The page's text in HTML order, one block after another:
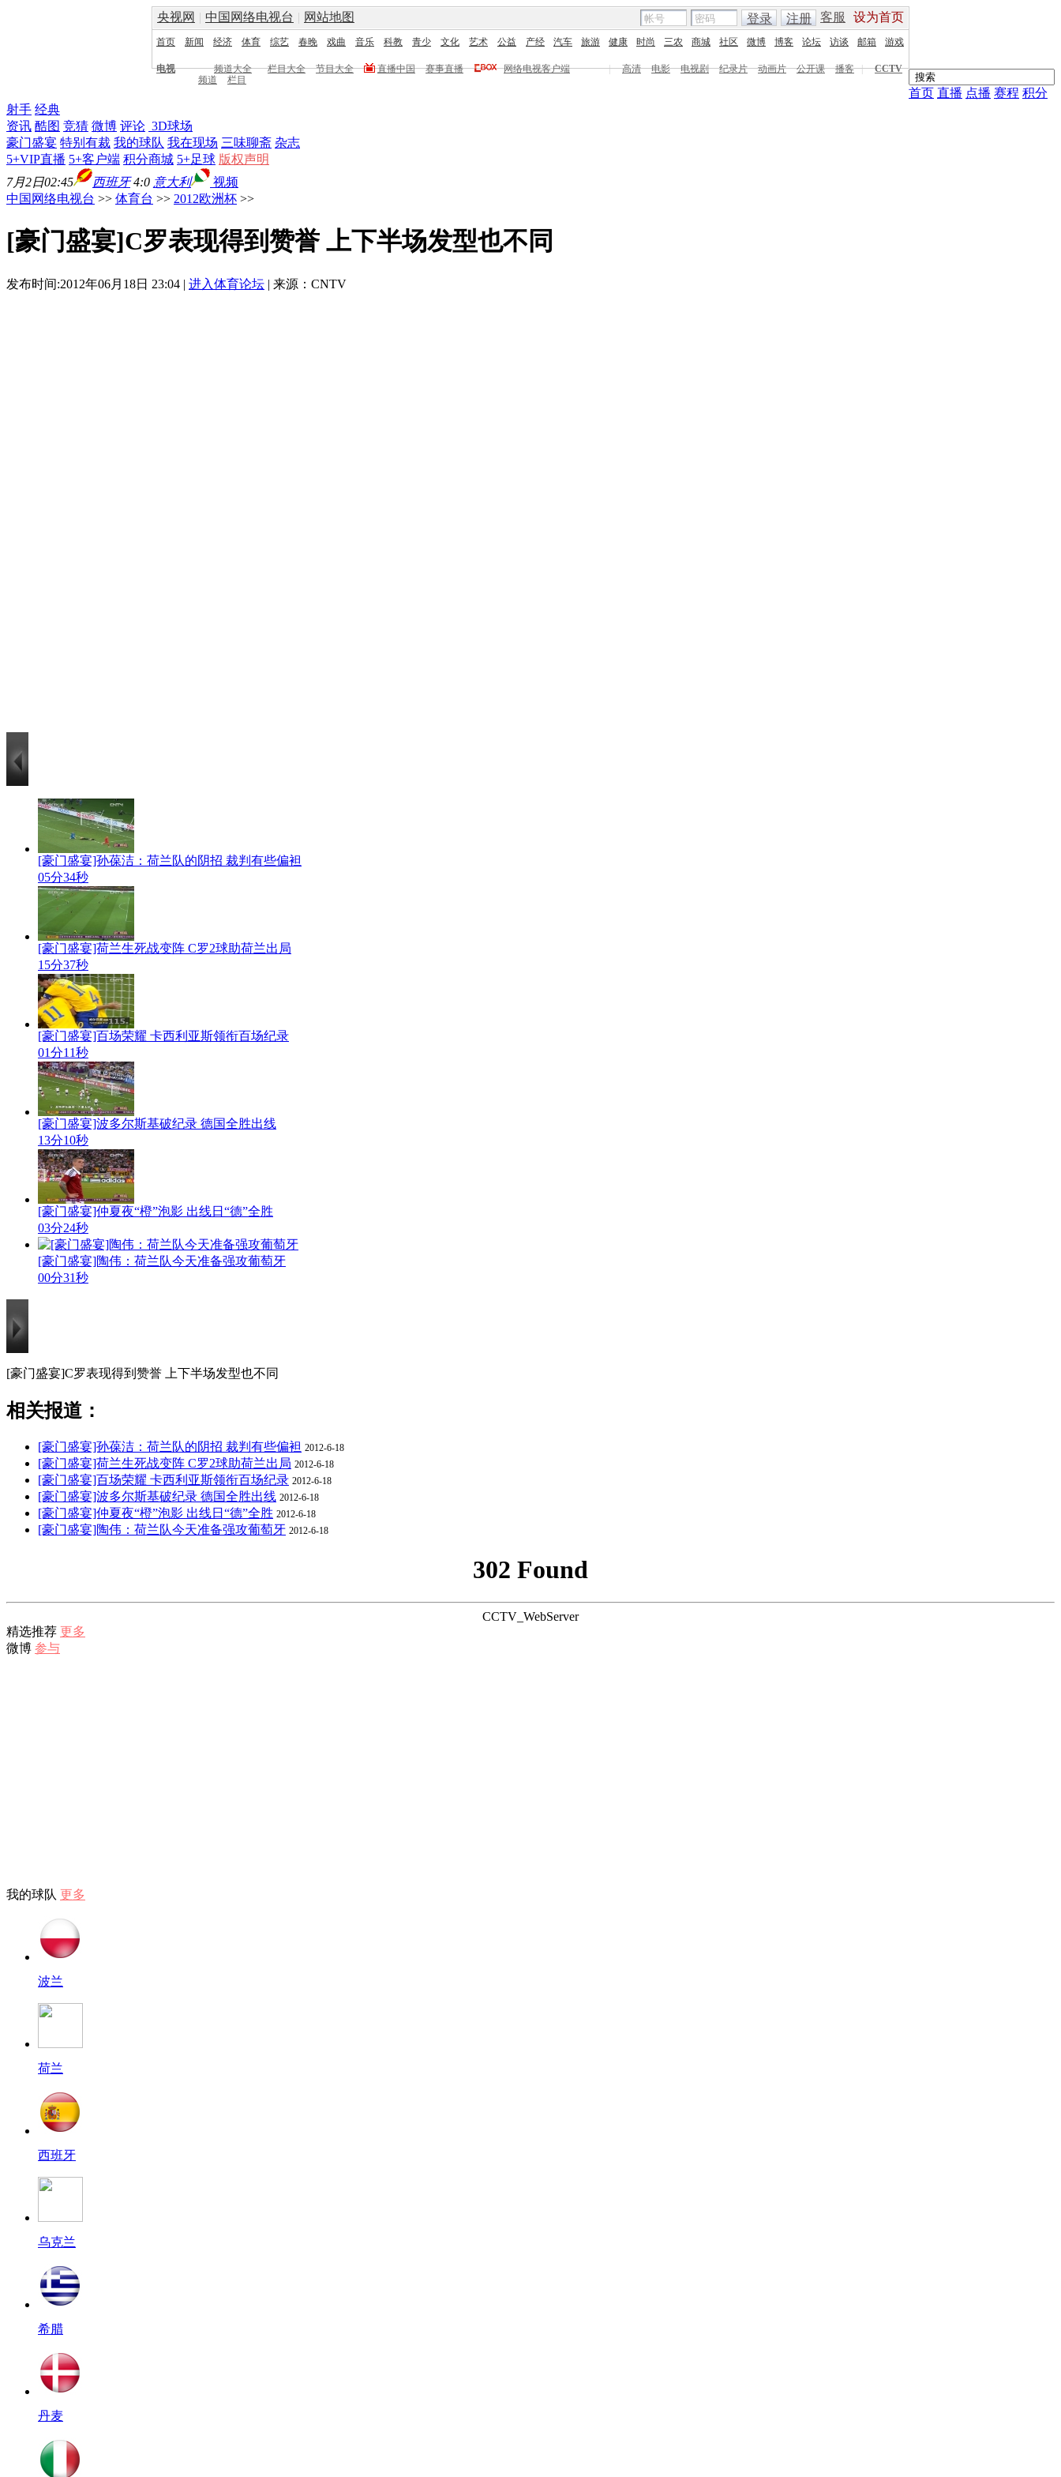
央视网 | 中国网络电视台 | 网站地图 客服 设为首页
登录 注册
首页 新闻 经济 体育 综艺 春晚 戏曲 音乐 科教 青少 文化 艺术 公益 产经 汽车 旅游 健康 时尚 三农 商城 社区 微博 博客 论坛 访谈 邮箱 游戏
电视 频道大全 栏目大全 节目大全 直播中国 赛事直播 网络电视客户端 | 高清 电影 电视剧 纪录片 动画片 公开课 播客 |
CCTV
频道
栏目
首页 直播 点播 赛程 积分
射手 经典
资讯 酷图 竞猜 微博 评论 3D球场
豪门盛宴 特别有裁 我的球队 我在现场 三味聊斋 杂志
5+VIP直播 5+客户端 积分商城 5+足球 版权声明
7月2日02:45
西班牙4:0 意大利
视频
中国网络电视台 >> 体育台 >> 2012欧洲杯 >>
[豪门盛宴]C罗表现得到赞誉 上下半场发型也不同
发布时间:2012年06月18日 23:04 | 进入体育论坛 | 来源：CNTV
[豪门盛宴]孙葆洁：荷兰队的阴招 裁判有些偏袒
05分34秒
[豪门盛宴]荷兰生死战变阵 C罗2球助荷兰出局
15分37秒
[豪门盛宴]百场荣耀 卡西利亚斯领衔百场纪录
01分11秒
[豪门盛宴]波多尔斯基破纪录 德国全胜出线
13分10秒
[豪门盛宴]仲夏夜“橙”泡影 出线日“德”全胜
03分24秒
[豪门盛宴]陶伟：荷兰队今天准备强攻葡萄牙
00分31秒
[豪门盛宴]C罗表现得到赞誉 上下半场发型也不同
相关报道：
[豪门盛宴]孙葆洁：荷兰队的阴招 裁判有些偏袒 2012-6-18
[豪门盛宴]荷兰生死战变阵 C罗2球助荷兰出局 2012-6-18
[豪门盛宴]百场荣耀 卡西利亚斯领衔百场纪录 2012-6-18
[豪门盛宴]波多尔斯基破纪录 德国全胜出线 2012-6-18
[豪门盛宴]仲夏夜“橙”泡影 出线日“德”全胜 2012-6-18
[豪门盛宴]陶伟：荷兰队今天准备强攻葡萄牙 2012-6-18
302 Found
CCTV_WebServer
精选推荐 更多
微博 参与
我的球队 更多
波兰
荷兰
西班牙
乌克兰
希腊
丹麦